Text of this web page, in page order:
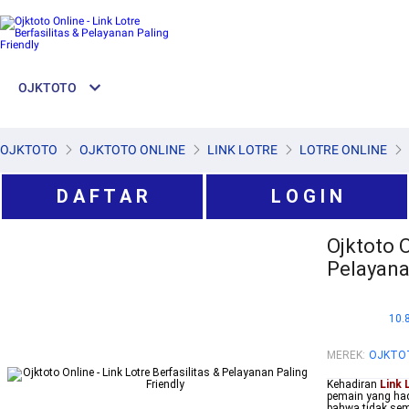
OJKTOTO
OJKTOTO OJKTOTO ONLINE LINK LOTRE LOTRE ONLINE
D A F T A R L O G I N
Ojktoto
MEREK:
Kehadiran Link
pemain yang